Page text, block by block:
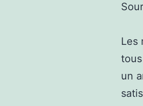
Les
un